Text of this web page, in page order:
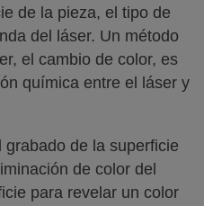
de la pieza, el tipo de
del láser. Un método
el cambio de color, es
química entre el láser y
de la superficie
de color del
para revelar un color